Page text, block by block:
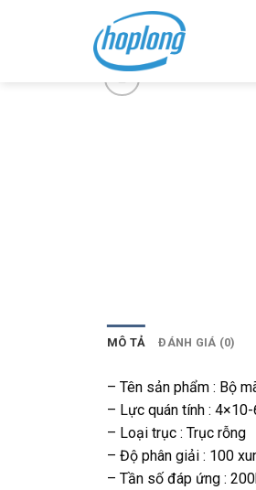
MÔ TẢ ĐÁNH GIÁ (0)
– Tên sản phẩm : Bộ
– Lực quán tính : 4×10-
– Loại trục : Trục rỗng
– Độ phân giải : 100
– Tần số đáp ứng :